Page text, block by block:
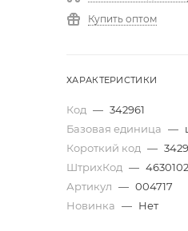
Купить оптом
ХАРАКТЕРИСТИКИ
Код — 342961
Базовая единица —
Короткий код —
ШтрихКод —
Артикул — 004717
Новинка — Нет